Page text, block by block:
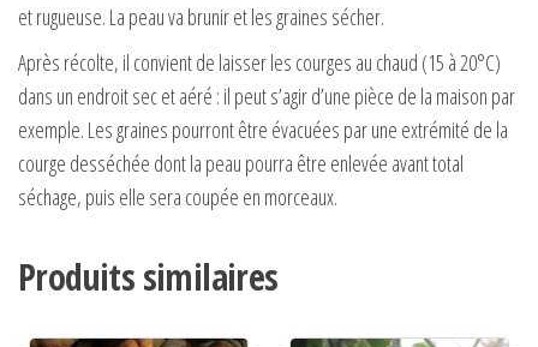
et rugueuse. La peau va brunir et les graines sécher.
Après récolte, il convient de laisser les courges au chaud (15 à 20°C)
dans un endroit sec et aéré : il peut s’agir d’une pièce de la maison par
exemple. Les graines pourront être évacuées par une extrémité de la
courge desséchée dont la peau pourra être enlevée avant total
séchage, puis elle sera coupée en morceaux.
Produits similaires